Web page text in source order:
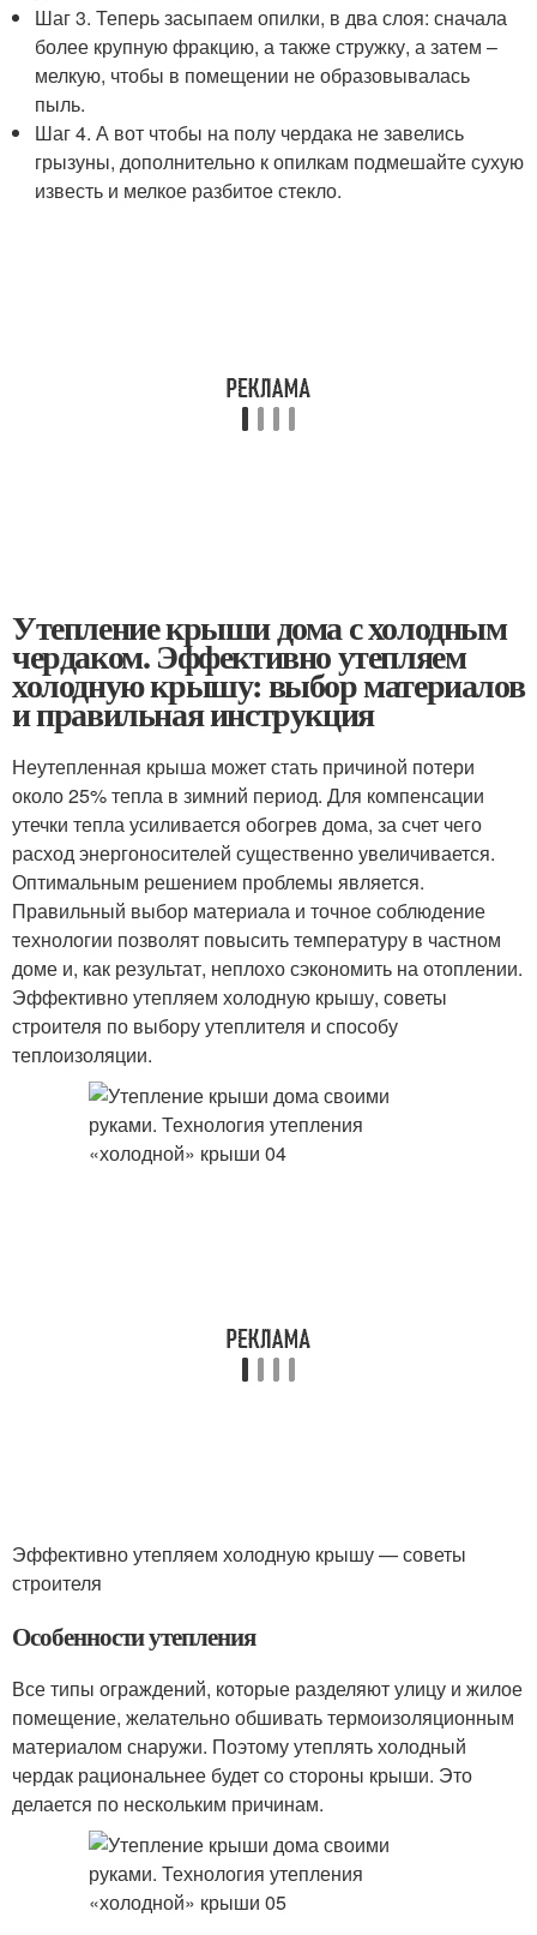
Шаг 3. Теперь засыпаем опилки, в два слоя: сначала
более крупную фракцию, а также стружку, а затем –
мелкую, чтобы в помещении не образовывалась
пыль.
Шаг 4. А вот чтобы на полу чердака не завелись
грызуны, дополнительно к опилкам подмешайте сухую
известь и мелкое разбитое стекло.
Утепление крыши дома с холодным
чердаком. Эффективно утепляем
холодную крышу: выбор материалов
и правильная инструкция
Неутепленная крыша может стать причиной потери
около 25% тепла в зимний период. Для компенсации
утечки тепла усиливается обогрев дома, за счет чего
расход энергоносителей существенно увеличивается.
Оптимальным решением проблемы является.
Правильный выбор материала и точное соблюдение
технологии позволят повысить температуру в частном
доме и, как результат, неплохо сэкономить на отоплении.
Эффективно утепляем холодную крышу, советы
строителя по выбору утеплителя и способу
теплоизоляции.
Эффективно утепляем холодную крышу — советы
строителя
Особенности утепления
Все типы ограждений, которые разделяют улицу и жилое
помещение, желательно обшивать термоизоляционным
материалом снаружи. Поэтому утеплять холодный
чердак рациональнее будет со стороны крыши. Это
делается по нескольким причинам.